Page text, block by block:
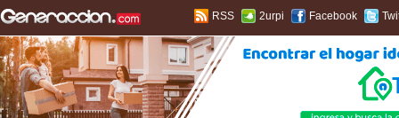
RSS 2urpi Facebook